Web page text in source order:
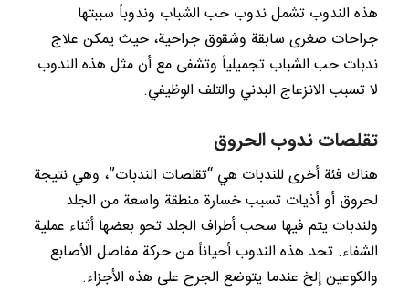
هذه الندوب تشمل ندوب حب الشباب وندوباً سببتها
جراحات صغرى سابقة وشقوق جراحية، حيث يمكن علاج
ندبات حب الشباب تجميلياً وتشفى مع أن مثل هذه الندوب
لا تسبب الانزعاج البدني والتلف الوظيفي.
تقلصات ندوب الحروق
هناك فئة أخرى للندبات هي “تقلصات الندبات”، وهي نتيجة
لحروق أو أذيات تسبب خسارة منطقة واسعة من الجلد
ولندبات يتم فيها سحب أطراف الجلد تحو بعضها أثناء عملية
الشفاء. تحد هذه الندوب أحياناً من حركة مفاصل الأصابع
والكوعين إلخ عندما يتوضع الجرح على هذه الأجزاء.